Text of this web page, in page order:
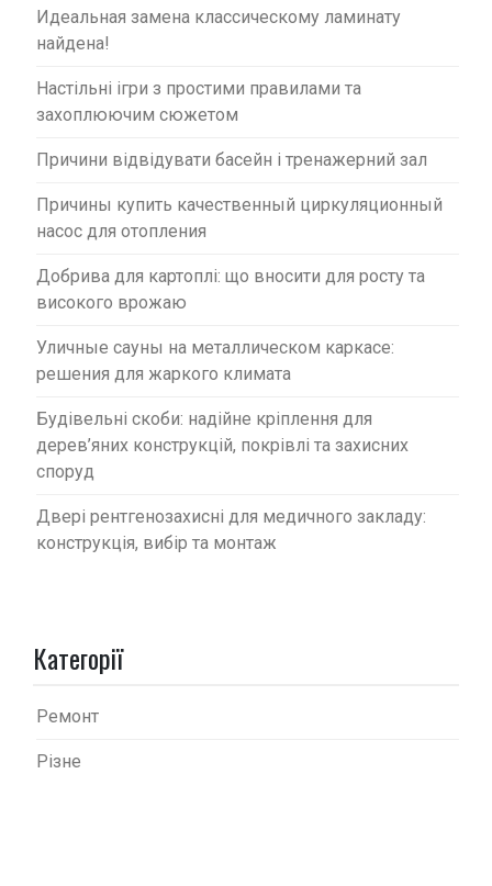
Идеальная замена классическому ламинату
найдена!
Настільні ігри з простими правилами та
захоплюючим сюжетом
Причини відвідувати басейн і тренажерний зал
Причины купить качественный циркуляционный
насос для отопления
Добрива для картоплі: що вносити для росту та
високого врожаю
Уличные сауны на металлическом каркасе:
решения для жаркого климата
Будівельні скоби: надійне кріплення для
дерев’яних конструкцій, покрівлі та захисних
споруд
Двері рентгенозахисні для медичного закладу:
конструкція, вибір та монтаж
Категорії
Ремонт
Різне